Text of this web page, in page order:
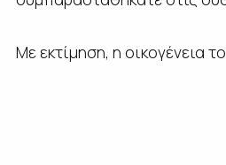
Με εκτίμηση, η οικογένεια